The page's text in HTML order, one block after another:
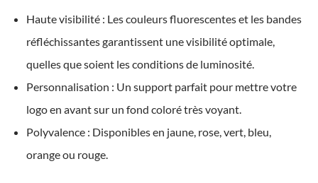
Haute visibilité : Les couleurs fluorescentes et les bandes
réfléchissantes garantissent une visibilité optimale,
quelles que soient les conditions de luminosité.
Personnalisation : Un support parfait pour mettre votre
logo en avant sur un fond coloré très voyant.
Polyvalence : Disponibles en jaune, rose, vert, bleu,
orange ou rouge.